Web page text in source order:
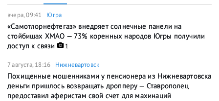
вчера, 09:41 Югра
«Самотлорнефтегаз» внедряет солнечные панели на
стойбищах ХМАО — 73% коренных народов Югры получили
доступ к связи
1
7 августа, 18:16 Нижневартовск
Похищенные мошенниками у пенсионера из Нижневартовска
деньги пришлось возвращать дропперу — Ставрополец
предоставил аферистам свой счет для махинаций